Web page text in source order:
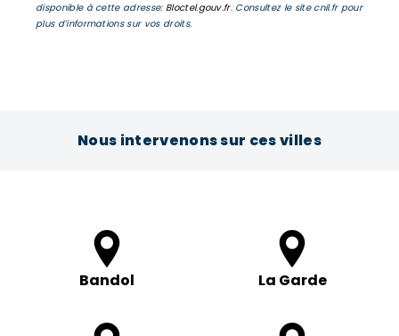
disponible à cette adresse: Bloctel.gouv.fr. Consultez le site cnil.fr pour
plus d’informations sur vos droits.
Nous intervenons sur ces villes
Bandol La Garde